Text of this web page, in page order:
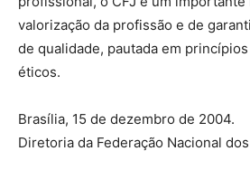
valorização da profissão e de
de qualidade, pautada em
éticos.
Brasília, 15 de dezembro de 2004.
Diretoria da Federação Nacional